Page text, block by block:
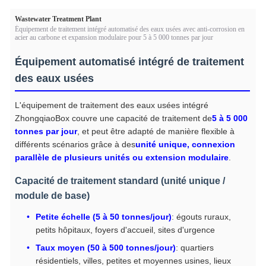
Wastewater Treatment Plant
Équipement de traitement intégré automatisé des eaux usées avec anti-corrosion en
acier au carbone et expansion modulaire pour 5 à 5 000 tonnes par jour
Équipement automatisé intégré de traitement
des eaux usées
L'équipement de traitement des eaux usées intégré
ZhongqiaoBox couvre une capacité de traitement de5 à 5 000
tonnes par jour, et peut être adapté de manière flexible à
différents scénarios grâce à desunité unique, connexion
parallèle de plusieurs unités ou extension modulaire
Capacité de traitement standard (unité unique /
module de base)
Petite échelle (5 à 50 tonnes/jour): égouts ruraux,
petits hôpitaux, foyers d'accueil, sites d'urgence
Taux moyen (50 à 500 tonnes/jour): quartiers
résidentiels, villes, petites et moyennes usines, lieux